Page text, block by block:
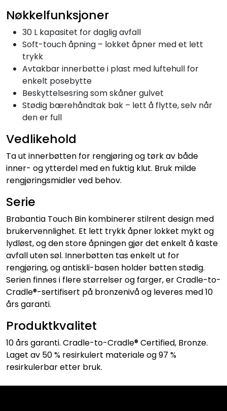
Nøkkelfunksjoner
30 L kapasitet for daglig avfall
Soft-touch åpning – lokket åpner med et lett
trykk
Avtakbar innerbøtte i plast med luftehull for
enkelt posebytte
Beskyttelsesring som skåner gulvet
Stødig bærehåndtak bak – lett å flytte, selv når
den er full
Vedlikehold
Ta ut innerbøtten for rengjøring og tørk av både
inner- og ytterdel med en fuktig klut. Bruk milde
rengjøringsmidler ved behov.
Serie
Brabantia Touch Bin kombinerer stilrent design med
brukervennlighet. Et lett trykk åpner lokket mykt og
lydløst, og den store åpningen gjør det enkelt å kaste
avfall uten søl. Innerbøtten tas enkelt ut for
rengjøring, og antiskli-basen holder bøtten stødig.
Serien finnes i flere størrelser og farger, er Cradle-to-
Cradle®-sertifisert på bronzenivå og leveres med 10
års garanti.
Produktkvalitet
10 års garanti. Cradle-to-Cradle® Certified, Bronze.
Laget av 50 % resirkulert materiale og 97 %
resirkulerbar etter bruk.